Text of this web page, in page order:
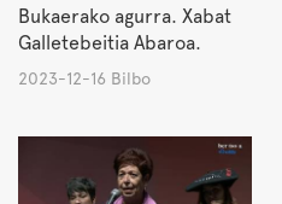
Bukaerako agurra. Xabat
Galletebeitia Abaroa.
2023-12-16 Bilbo